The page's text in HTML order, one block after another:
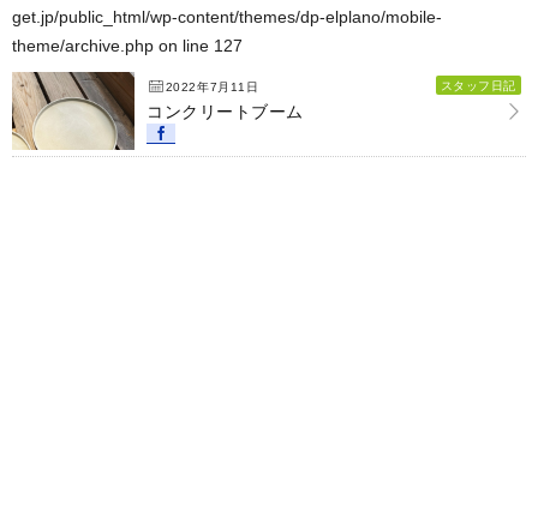
get.jp/public_html/wp-content/themes/dp-elplano/mobile-
theme/archive.php on line 127
2022年7月11日 スタッフ日記
コンクリートブーム